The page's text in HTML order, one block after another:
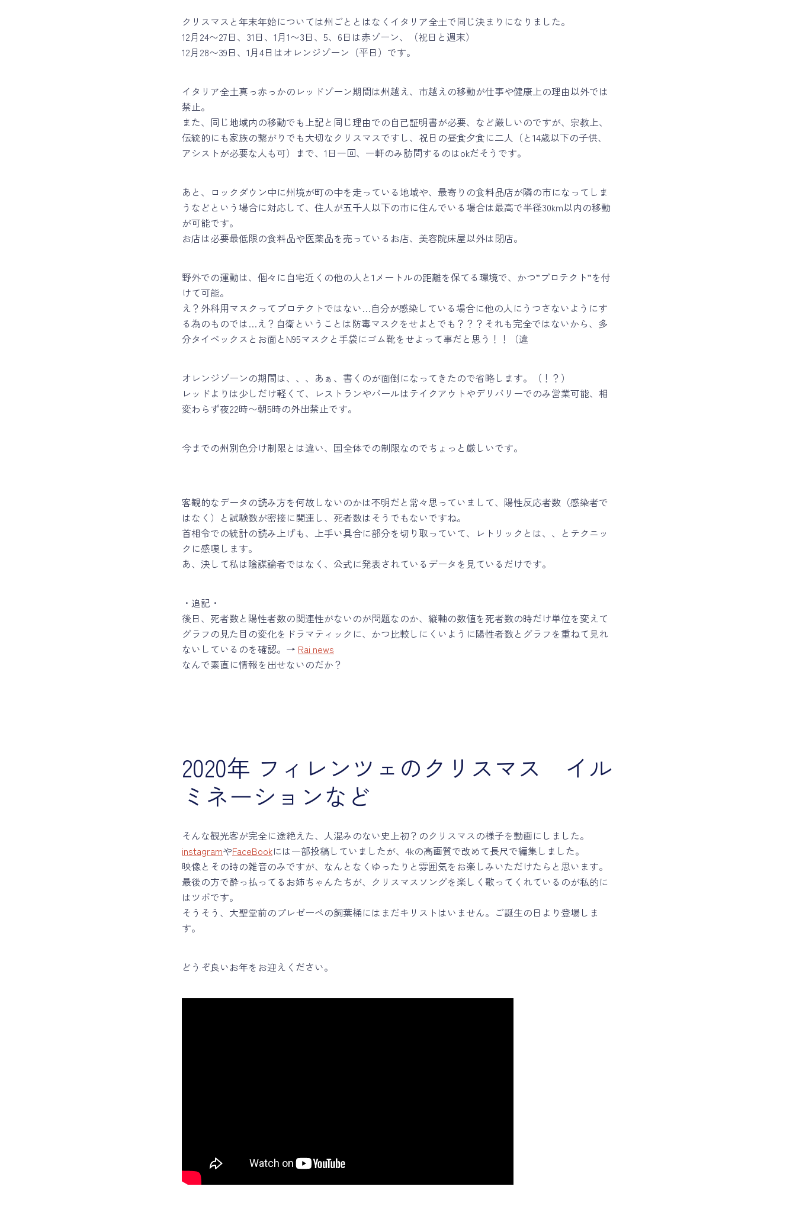
クリスマスと年末年始については州ごととはなくイタリア全土で同じ決まりになりました。
12月24〜27日、31日、1月1〜3日、5、6日は赤ゾーン、（祝日と週末）
12月28〜39日、1月4日はオレンジゾーン（平日）です。
イタリア全土真っ赤っかのレッドゾーン期間は州越え、市越えの移動が仕事や健康上の理由以外では
禁止。
また、同じ地域内の移動でも上記と同じ理由での自己証明書が必要、など厳しいのですが、宗教上、
伝統的にも家族の繋がりでも大切なクリスマスですし、祝日の昼食夕食に二人（と14歳以下の子供、
アシストが必要な人も可）まで、1日一回、一軒のみ訪問するのはokだそうです。
あと、ロックダウン中に州境が町の中を走っている地域や、最寄りの食料品店が隣の市になってしま
うなどという場合に対応して、住人が五千人以下の市に住んでいる場合は最高で半径30km以内の移動
が可能です。
お店は必要最低限の食料品や医薬品を売っているお店、美容院床屋以外は閉店。
野外での運動は、個々に自宅近くの他の人と1メートルの距離を保てる環境で、かつ”プロテクト”を付
けて可能。
え？外科用マスクってプロテクトではない…自分が感染している場合に他の人にうつさないようにす
る為のものでは…え？自衛ということは防毒マスクをせよとでも？？？それも完全ではないから、多
分タイベックスとお面とN95マスクと手袋にゴム靴をせよって事だと思う！！（違
オレンジゾーンの期間は、、、あぁ、書くのが面倒になってきたので省略します。（！？）
レッドよりは少しだけ軽くて、レストランやバールはテイクアウトやデリバリーでのみ営業可能、相
変わらず夜22時〜朝5時の外出禁止です。
今までの州別色分け制限とは違い、国全体での制限なのでちょっと厳しいです。
客観的なデータの読み方を何故しないのかは不明だと常々思っていまして、陽性反応者数（感染者で
はなく）と試験数が密接に関連し、死者数はそうでもないですね。
首相令での統計の読み上げも、上手い具合に部分を切り取っていて、レトリックとは、、とテクニッ
クに感嘆します。
あ、決して私は陰謀論者ではなく、公式に発表されているデータを見ているだけです。
・追記・
後日、死者数と陽性者数の関連性がないのが問題なのか、縦軸の数値を死者数の時だけ単位を変えて
グラフの見た目の変化をドラマティックに、かつ比較しにくいように陽性者数とグラフを重ねて見れ
ないしているのを確認。→ Rai news
なんで素直に情報を出せないのだか？
2020年 フィレンツェのクリスマス イル
ミネーションなど
そんな観光客が完全に途絶えた、人混みのない史上初？のクリスマスの様子を動画にしました。
instagramやFaceBookには一部投稿していましたが、4kの高画質で改めて長尺で編集しました。
映像とその時の雑音のみですが、なんとなくゆったりと雰囲気をお楽しみいただけたらと思います。
最後の方で酔っ払ってるお姉ちゃんたちが、クリスマスソングを楽しく歌ってくれているのが私的に
はツボです。
そうそう、大聖堂前のプレゼーペの飼葉桶にはまだキリストはいません。ご誕生の日より登場しま
す。
どうぞ良いお年をお迎えください。